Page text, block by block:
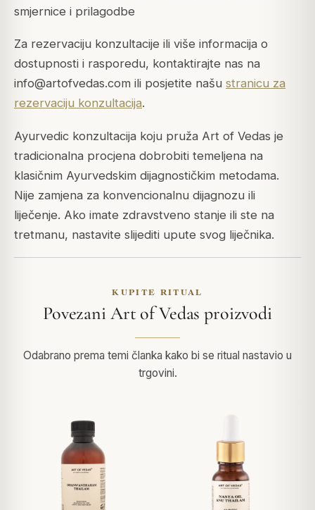
smjernice i prilagodbe
Za rezervaciju konzultacije ili više informacija o
dostupnosti i rasporedu, kontaktirajte nas na
info@artofvedas.com ili posjetite našu stranicu za
rezervaciju konzultacija.
Ayurvedic konzultacija koju pruža Art of Vedas je
tradicionalna procjena dobrobiti temeljena na
klasičnim Ayurvedskim dijagnostičkim metodama.
Nije zamjena za konvencionalnu dijagnozu ili
liječenje. Ako imate zdravstveno stanje ili ste na
tretmanu, nastavite slijediti upute svog liječnika.
KUPITE RITUAL
Povezani Art of Vedas proizvodi
Odabrano prema temi članka kako bi se ritual nastavio u
trgovini.